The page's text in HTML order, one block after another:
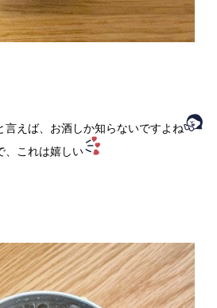
言えば、お酒しか知らないですよね
、これは嬉しい